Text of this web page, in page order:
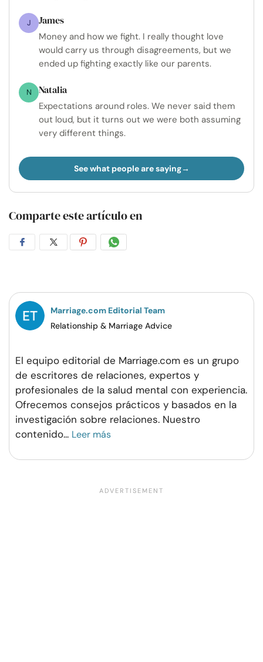
J James
Money and how we fight. I really thought love
would carry us through disagreements, but we
ended up fighting exactly like our parents.
N Natalia
Expectations around roles. We never said them
out loud, but it turns out we were both assuming
very different things.
See what people are saying
Comparte este artículo en
CompartirCompartirCompartirCompartir
Marriage.com Editorial Team
Relationship & Marriage Advice
El equipo editorial de Marriage.com es un grupo
de escritores de relaciones, expertos y
profesionales de la salud mental con experiencia.
Ofrecemos consejos prácticos y basados en la
investigación sobre relaciones. Nuestro
contenido... Leer más